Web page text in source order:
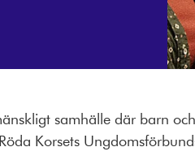
samhälle där barn
Korsets